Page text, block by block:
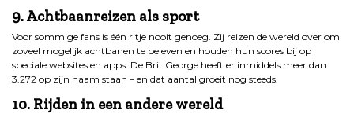
9. Achtbaanreizen als sport
Voor sommige fans is één ritje nooit genoeg. Zij reizen de wereld over om
zoveel mogelijk achtbanen te beleven en houden hun scores bij op
speciale websites en apps. De Brit George heeft er inmiddels meer dan
3.272 op zijn naam staan – en dat aantal groeit nog steeds.
10. Rijden in een andere wereld